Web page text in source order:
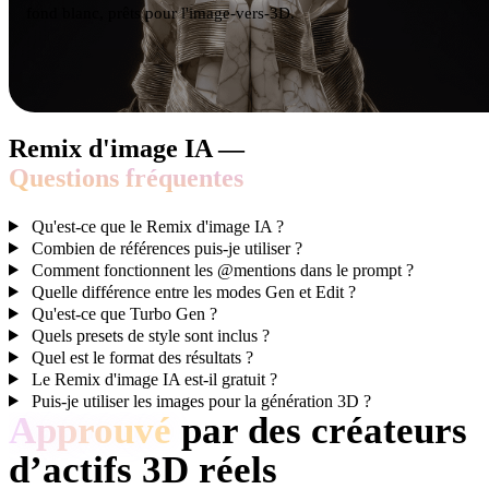
fond blanc, prêts pour l'image-vers-3D.
Remix d'image IA —
Questions fréquentes
Qu'est-ce que le Remix d'image IA ?
Combien de références puis-je utiliser ?
Comment fonctionnent les @mentions dans le prompt ?
Quelle différence entre les modes Gen et Edit ?
Qu'est-ce que Turbo Gen ?
Quels presets de style sont inclus ?
Quel est le format des résultats ?
Le Remix d'image IA est-il gratuit ?
Puis-je utiliser les images pour la génération 3D ?
Approuvé par des créateurs
d’actifs 3D réels